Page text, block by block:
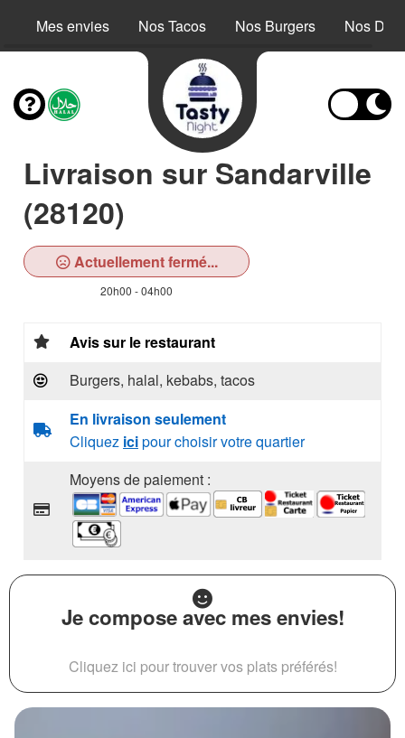
Mes envies Nos Tacos Nos Burgers Nos
Livraison sur Sandarville
(28120)
Actuellement fermé...
20h00 - 04h00
Avis sur le restaurant
Burgers, halal, kebabs, tacos
En livraison seulement
Cliquez icipour choisir votre quartier
Moyens de paiement :
Je compose avec mes envies!
Cliquez ici pour trouver vos plats préférés!